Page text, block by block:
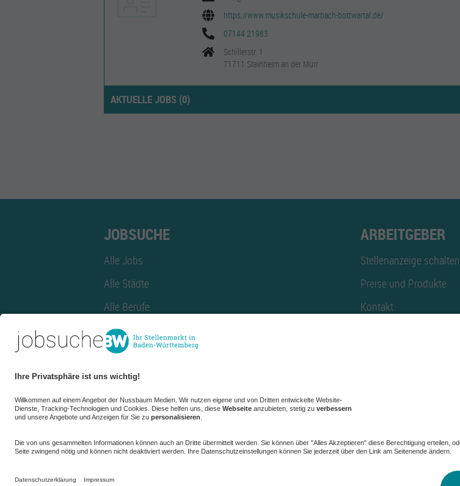
https://www.musikschule-marbach-bottwartal.de/
07144 21983
Schillerstr. 1
71711 Steinheim an der Murr
AKTUELLE JOBS (0)
JOBSUCHE
Alle Jobs
Alle Städte
Alle Berufe
Alle Berufe nach Stadt
Alle Tätigkeitsbereiche
Alle Tätigkeitsbereiche nach Stadt
azubiBW.de
Minijobs
Firmenprofil
ARBEITGEBER
Stellenanzeige schalten
Preise und Produkte
Kontakt